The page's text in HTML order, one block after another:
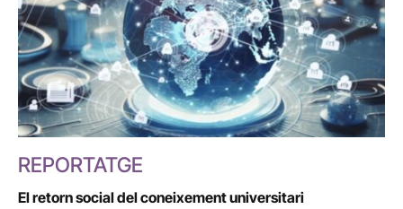
REPORTATGE
El retorn social del coneixement universitari